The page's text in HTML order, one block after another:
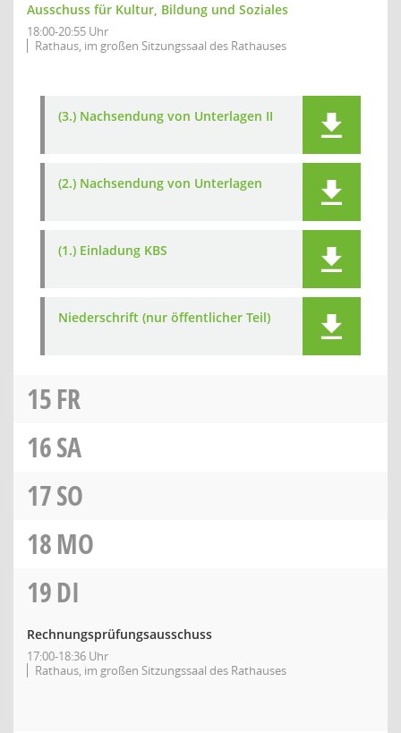
Ausschuss für Kultur, Bildung und Soziales
18:00-20:55 Uhr
Rathaus, im großen Sitzungssaal des Rathauses
(3.) Nachsendung von Unterlagen II
(2.) Nachsendung von Unterlagen
(1.) Einladung KBS
Niederschrift (nur öffentlicher Teil)
15FR
16SA
17SO
18MO
19DI
Rechnungsprüfungsausschuss
17:00-18:36 Uhr
Rathaus, im großen Sitzungssaal des Rathauses